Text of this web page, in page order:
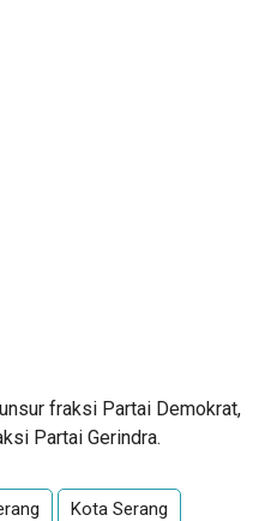
fraksi Partai Demokrat,
Partai Gerindra.
Kota Serang